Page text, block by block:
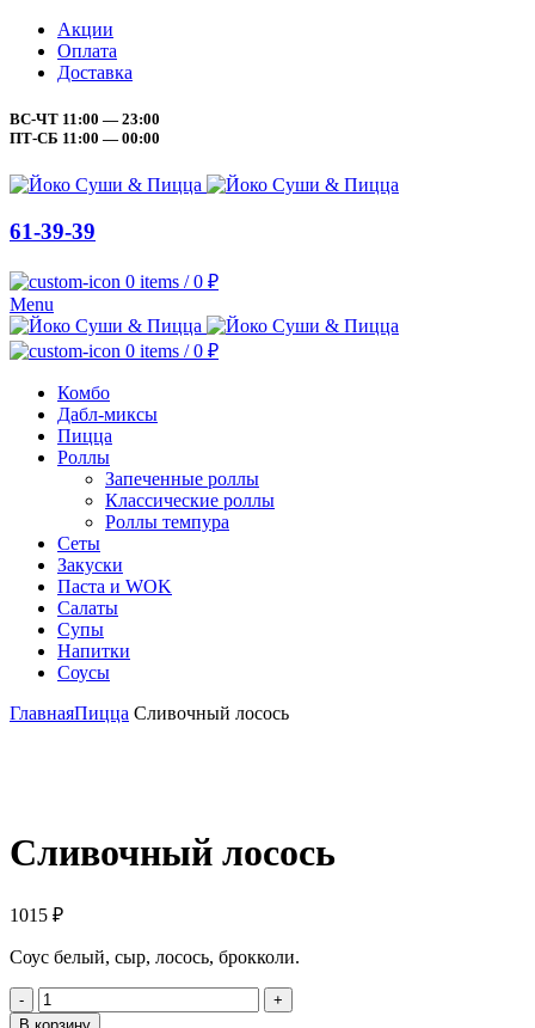
Акции
Оплата
Доставка
ВС-ЧТ 11:00 — 23:00
ПТ-СБ 11:00 — 00:00
61-39-39
0 items / 0 ₽
Menu
0 items / 0 ₽
Комбо
Дабл-миксы
Пицца
Роллы
Запеченные роллы
Классические роллы
Роллы темпура
Сеты
Закуски
Паста и WOK
Салаты
Супы
Напитки
Соусы
ГлавнаяПицца Сливочный лосось
Сливочный лосось
1015 ₽
Соус белый, сыр, лосось, брокколи.
Количество
товара